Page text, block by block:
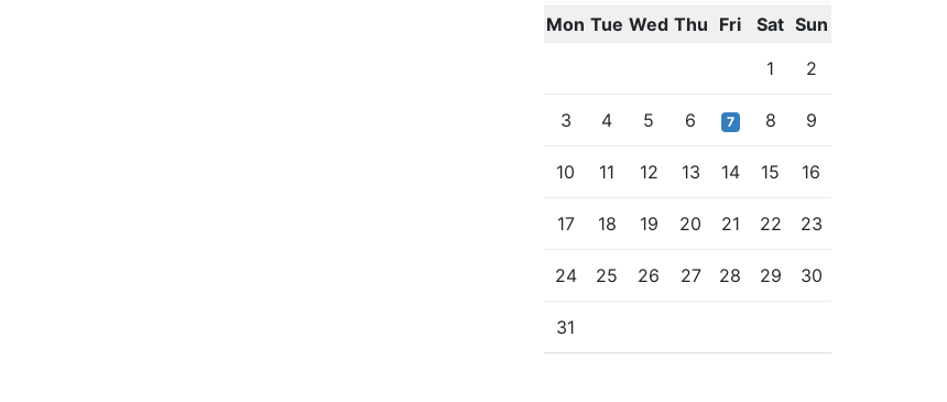
Mon Tue Wed Thu Fri Sat Sun
1
2
3 4 5 6 7 8 9
10 11 12 13 14 15 16
17 18 19 20 21 22 23
24 25 26 27 28 29 30
31